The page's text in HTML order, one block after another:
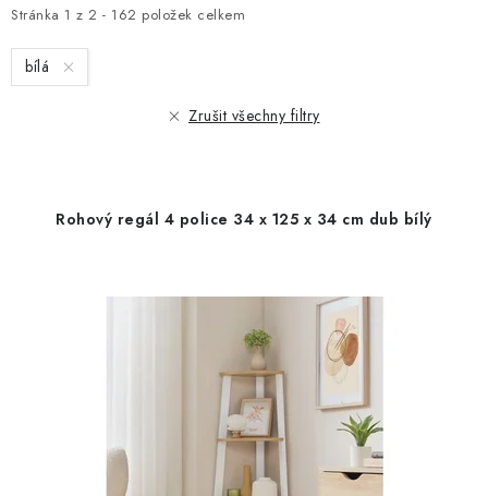
i
s
p
Stránka 1 z 2 - 162 položek celkem
e
n
í bílá
Zrušit všechny filtry
Rohový regál 4 police 34 x 125 x 34 cm dub bílý